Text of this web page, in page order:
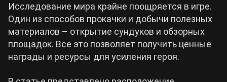
Path of Exile 2
Wuthering Waves
Roblox
Билды Path of Exile 2
Исследование мира крайне поощряется в игре.
Один из способов прокачки и добычи полезных
материалов – открытие сундуков и обзорных
площадок. Все это позволяет получить ценные
награды и ресурсы для усиления героя.